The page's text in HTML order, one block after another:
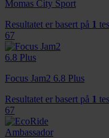
Momas City Sport
Resultatet er basert på 1
67
Focus Jam2 6.8 Plus
Resultatet er basert på 1
67